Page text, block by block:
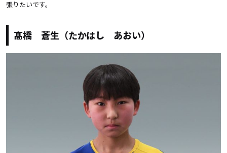
張りたいです。
髙橋 蒼生（たかはし あおい）